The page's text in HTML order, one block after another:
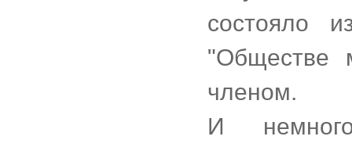
состояло
"Обществе
членом.
И